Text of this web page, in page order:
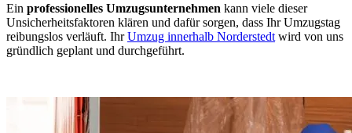
Ein professionelles Umzugsunternehmen kann viele dieser
Unsicherheitsfaktoren klären und dafür sorgen, dass Ihr Umzugstag
reibungslos verläuft. IhrUmzug innerhalb Norderstedt wird von uns
gründlich geplant und durchgeführt.